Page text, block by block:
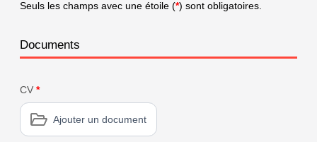
Seuls les champs avec une étoile (*) sont obligatoires.
Documents
CV *
Ajouter un document